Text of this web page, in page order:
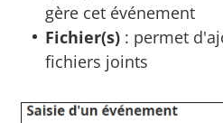
gère cet événement
Fichier(s) : permet
fichiers joints